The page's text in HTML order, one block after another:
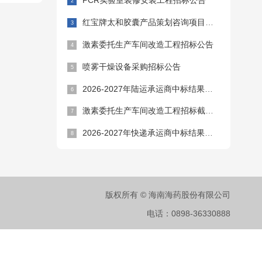
红宝牌太和胶囊产品策划咨询项目招标公告
激素委托生产车间改造工程招标公告
喷雾干燥设备采购招标公告
2026-2027年陆运承运商中标结果公告
激素委托生产车间改造工程招标截止时间延期公告
2026-2027年快递承运商中标结果公告
版权所有 © 海南海药股份有限公司
电话：0898-36330888